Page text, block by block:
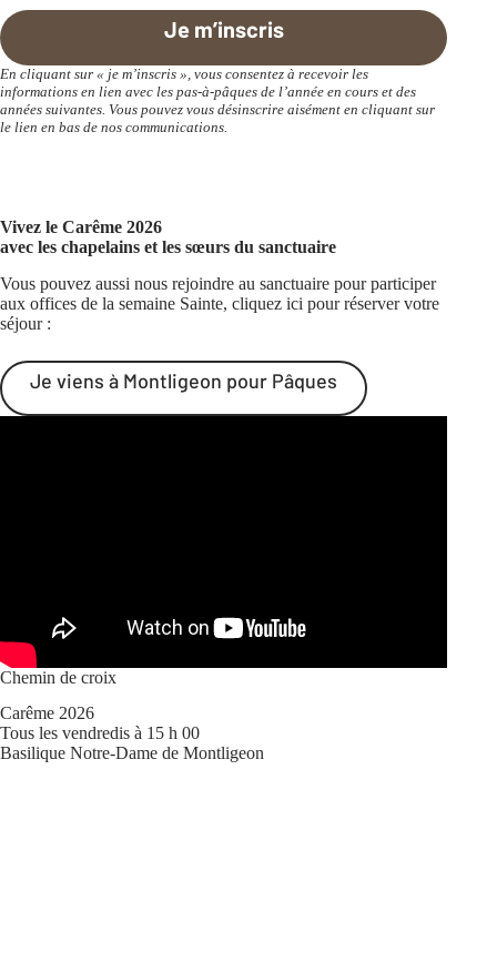
Je m’inscris
En cliquant sur « je m’inscris », vous consentez à recevoir les
informations en lien avec les pas-à-pâques de l’année en cours et des
années suivantes. Vous pouvez vous désinscrire aisément en cliquant sur
le lien en bas de nos communications.
Vivez le Carême 2026
avec les chapelains et les sœurs du sanctuaire
Vous pouvez aussi nous rejoindre au sanctuaire pour participer
aux offices de la semaine Sainte, cliquez ici pour réserver votre
séjour :
Je viens à Montligeon pour Pâques
Chemin de croix
Carême 2026
Tous les vendredis à 15 h 00
Basilique Notre-Dame de Montligeon